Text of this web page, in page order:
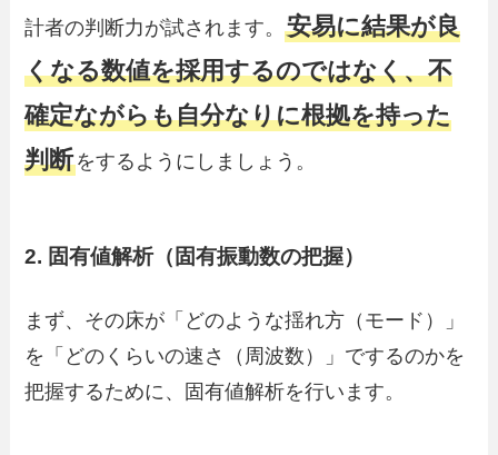
計者の判断力が試されます。安易に結果が良
くなる数値を採用するのではなく、不
確定ながらも自分なりに根拠を持った
判断をするようにしましょう。
2. 固有値解析（固有振動数の把握）
まず、その床が「どのような揺れ方（モード）」
を「どのくらいの速さ（周波数）」でするのかを
把握するために、固有値解析を行います。